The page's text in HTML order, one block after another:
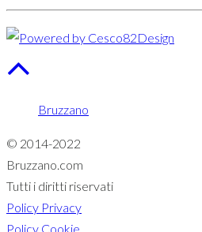
Bruzzano
© 2014-2022
Bruzzano.com
Tutti i diritti riservati
Policy Privacy
Policy Cookie